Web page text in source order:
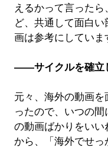
えるかって言った
ど、共通して面白
画は参考にしていま
――サイクルを確立
元々、海外の動画
ったので、いつの
の動画ばかりをいい
から、「海外でせ